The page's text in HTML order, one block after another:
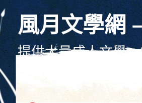
風月文學網
提供大量成人文學